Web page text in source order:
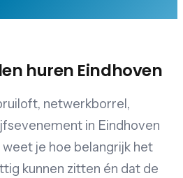
huren Eindhoven
netwerkborrel,
in Eindhoven
je hoe belangrijk het
kunnen zitten én dat de